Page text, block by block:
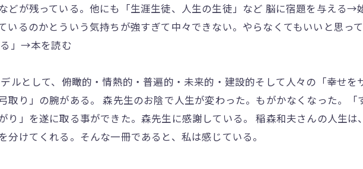
どが残っている。他にも「生涯生徒、人生の生徒」など 脳に宿題を与える→
いるのかとういう気持ちが強すぎて中々できない。やらなくてもいいと思っ
」→本を読む
ルとして、俯瞰的・情熱的・普遍的・未来的・建設的そして人々の「幸せを
取り」の腕がある。 森先生のお陰で人生が変わった。もがかなくなった。
り」を遂に取る事ができた。森先生に感謝している。 稲森和夫さんの人生
分けてくれる。そんな一冊であると、私は感じている。